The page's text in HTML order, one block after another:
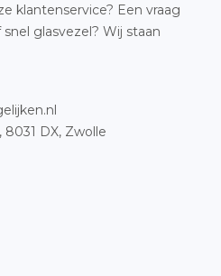
klantenservice? Een vraag
glasvezel? Wij staan
8031 DX, Zwolle